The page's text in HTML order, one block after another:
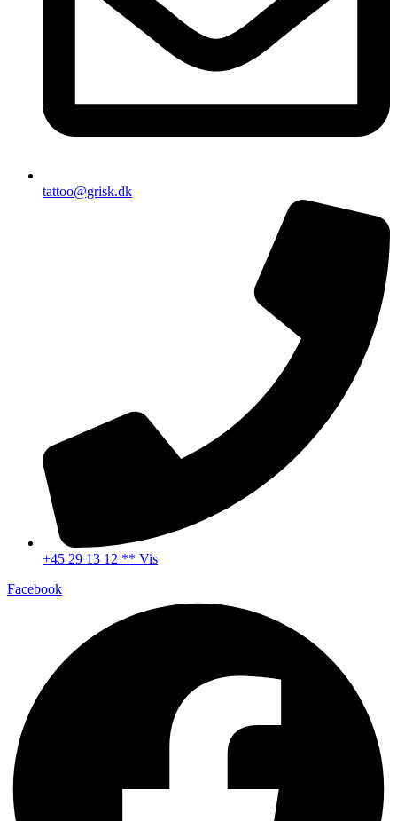
tattoo@grisk.dk
+45 29 13 12 ** Vis
Facebook